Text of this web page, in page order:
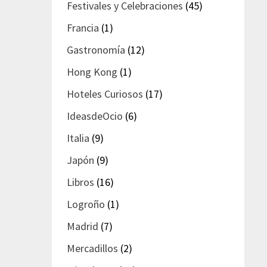
Festivales y Celebraciones (45)
Francia (1)
Gastronomía (12)
Hong Kong (1)
Hoteles Curiosos (17)
IdeasdeOcio (6)
Italia (9)
Japón (9)
Libros (16)
Logroño (1)
Madrid (7)
Mercadillos (2)